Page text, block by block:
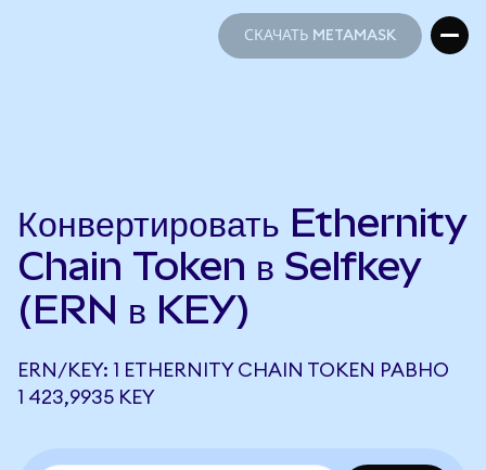
СКАЧАТЬ METAMASK
Конвертировать Ethernity
Chain Token в Selfkey
(ERN в KEY)
ERN/KEY: 1 ETHERNITY CHAIN TOKEN РАВНО
1 423,9935 KEY